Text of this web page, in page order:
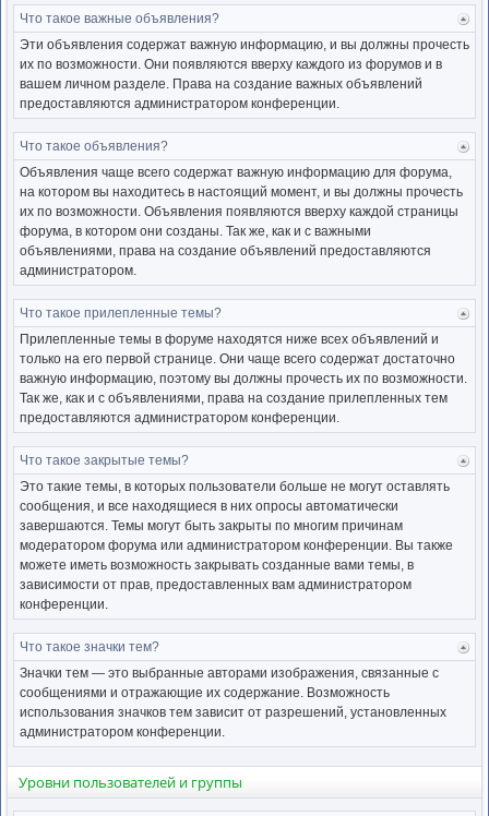
к
Что такое важные объявления?
Эти объявления содержат важную информацию, и вы должны прочесть
их по возможности. Они появляются вверху каждого из форумов и в
вашем личном разделе. Права на создание важных объявлений
предоставляются администратором конференции.
Что такое объявления?
Объявления чаще всего содержат важную информацию для форума,
на котором вы находитесь в настоящий момент, и вы должны прочесть
их по возможности. Объявления появляются вверху каждой страницы
форума, в котором они созданы. Так же, как и с важными
объявлениями, права на создание объявлений предоставляются
администратором.
Что такое прилепленные темы?
Прилепленные темы в форуме находятся ниже всех объявлений и
только на его первой странице. Они чаще всего содержат достаточно
важную информацию, поэтому вы должны прочесть их по возможности.
Так же, как и с объявлениями, права на создание прилепленных тем
предоставляются администратором конференции.
Что такое закрытые темы?
Это такие темы, в которых пользователи больше не могут оставлять
сообщения, и все находящиеся в них опросы автоматически
завершаются. Темы могут быть закрыты по многим причинам
модератором форума или администратором конференции. Вы также
можете иметь возможность закрывать созданные вами темы, в
зависимости от прав, предоставленных вам администратором
конференции.
Что такое значки тем?
Значки тем — это выбранные авторами изображения, связанные с
сообщениями и отражающие их содержание. Возможность
использования значков тем зависит от разрешений, установленных
администратором конференции.
Уровни пользователей и группы